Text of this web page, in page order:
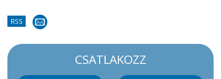
RSS
CSATLAKOZZ